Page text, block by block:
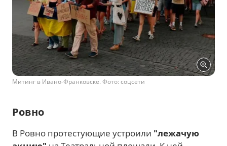
Митинг в Ивано-Франковске. Фото: соцсети
Ровно
В Ровно протестующие устроили "лежачую